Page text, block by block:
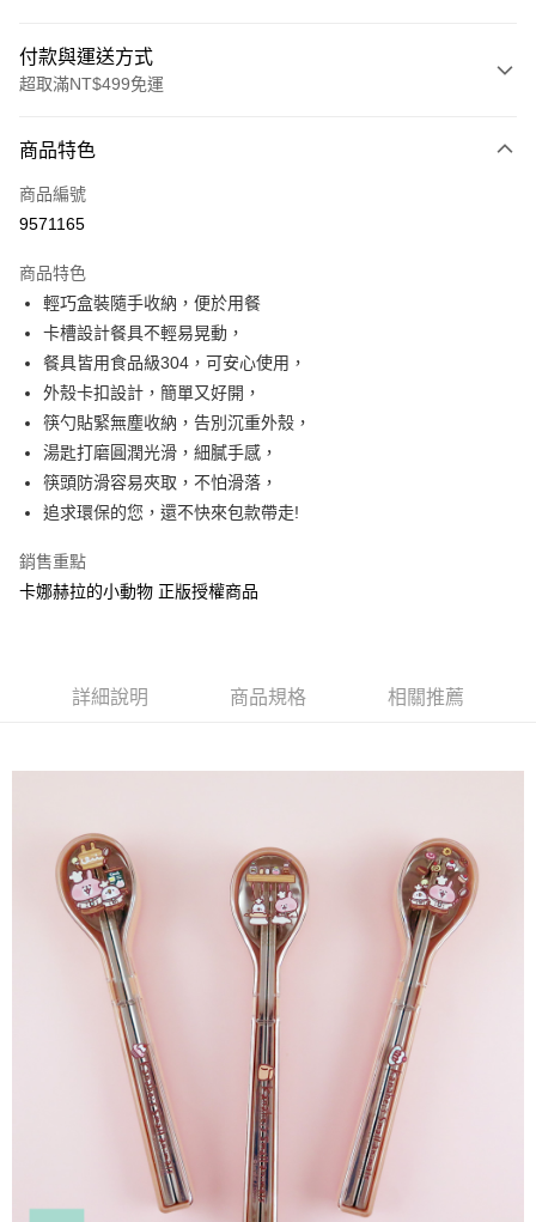
付款與運送方式
超取滿NT$499免運
信用卡一次付款
超商取貨付款
Apple Pay
街口支付
悠遊付
AFTEE先享後付
相關說明
【關於「AFTEE先享後付」】
AFTEE先享後付是「在收到商品之後才付款」的支付方式。 讓您購物簡單
１．簡單：不需註冊會員、不需綁卡、不需儲值。
２．便利：只要手機號碼，簡訊認證，即可結帳。
３．安心：先確認商品／服務後，再付款。
２．訂單成立數日內，您將收到繳費通知簡訊。
※ 交易是否成功請以「AFTEE先享後付 」之結帳頁面顯示為準，若有關於
是否繳費成功／繳費後需取消欲退款等相關疑問，請聯繫「AFTEE先享後付
客戶支援中心」https://netprotections.freshdesk.com/support/home
【注意事項】
１．透過由恩沛科技股份有限公司提供之「AFTEE先享後付」服務完成之交
易，需依本服務之必要範圍內提供個人資料，並將交易相關給付款項請求債
權轉讓予恩沛科技股份有限公司。
２．關於個人資料處理事宜，請瀏覽以下網址：
https://aftee.tw/terms/#terms3
３．未成年的使用者請事先徵得法定代理人或監護人之同意方可使用
「AFTEE先享後付」，若未經同意申辦者引起之損失，本公司不負相關責
４．使用「AFTEE先享後付」時，將依據個別帳號之用戶狀況，依本公司即
時審查核予不同之上限額度；若仍有額度不足之情形，本公司將視審查結果
請求用戶進行身份認證。
５．嚴禁一人註冊多個帳號或使用他人資訊註冊。若發現惡意使用之情形，
恩沛科技股份有限公司將有權停止該用戶之使用額度並採取法律行動。
ATM付款
運送方式
全家付款取貨
每筆NT$60，滿NT$499(含以上)免運費
付款後7-11取貨
每筆NT$60，滿NT$499(含以上)免運費
每筆NT$120，滿NT$499(含以上)免運費
商品特色
商品編號
9571165
商品特色
輕巧盒裝隨手收納，便於用餐
卡槽設計餐具不輕易晃動，
餐具皆用食品級304，可安心使用，
外殼卡扣設計，簡單又好開，
筷勺貼緊無塵收納，告別沉重外殼，
湯匙打磨圓潤光滑，細膩手感，
筷頭防滑容易夾取，不怕滑落，
追求環保的您，還不快來包款帶走!
銷售重點
卡娜赫拉的小動物 正版授權商品
詳細說明 商品規格 相關推薦